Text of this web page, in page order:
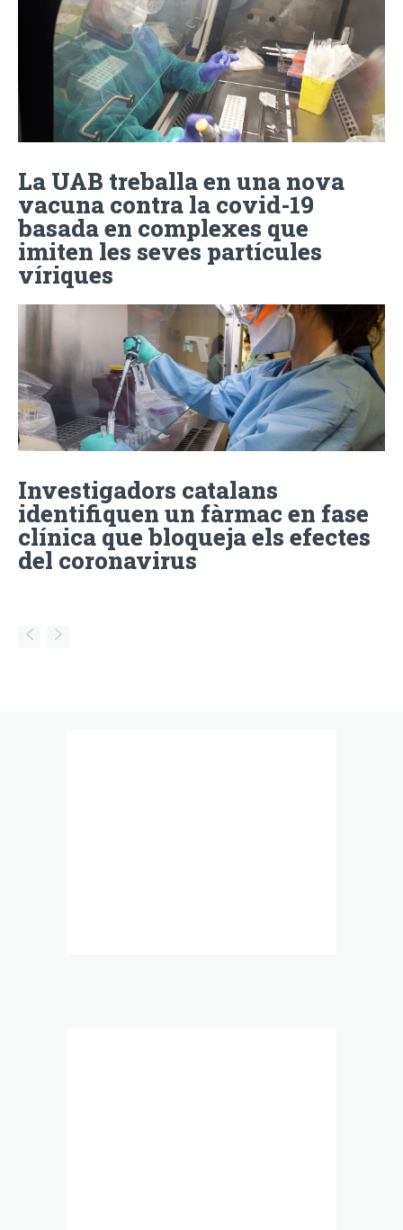
La UAB treballa en una nova
vacuna contra la covid-19
basada en complexes que
imiten les seves partícules
víriques
Investigadors catalans
identifiquen un fàrmac en fase
clínica que bloqueja els efectes
del coronavirus